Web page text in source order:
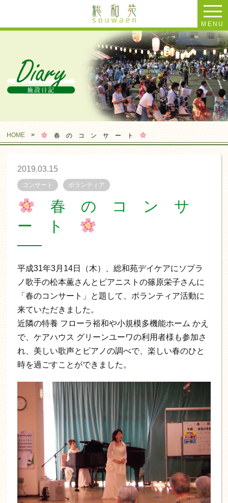
MENU
HOME > 春 の コ ン サ ー ト
2019.03.15
コンサート ボランティア
春 の コ ン サ
ー ト
平成31年3月14日（木）、総和苑デイケアにソプラ
ノ歌手の松本薫さんとピアニストの篠原栄子さんに
「春のコンサート」と題して、ボランティア活動に
来ていただきました。
近隣の特養 フローラ裕和や小規模多機能ホーム かえ
で、ケアハウス グリーンユーワの利用者様も参加さ
れ、美しい歌声とピアノの調べで、楽しい春のひと
時を過ごすことができました。